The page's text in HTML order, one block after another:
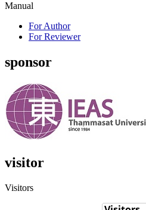
Manual
For Author
For Reviewer
sponsor
visitor
Visitors